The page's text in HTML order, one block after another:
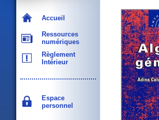
Accueil
Ressources
numériques
Règlement
Intérieur
Espace
personnel